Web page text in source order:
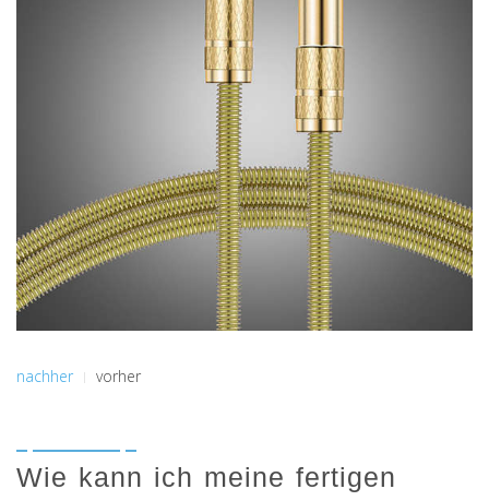
nachher vorher
Wie kann ich meine fertigen